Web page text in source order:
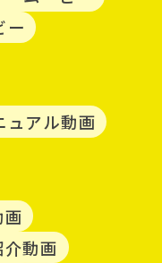
ー
ュアル動画
動画